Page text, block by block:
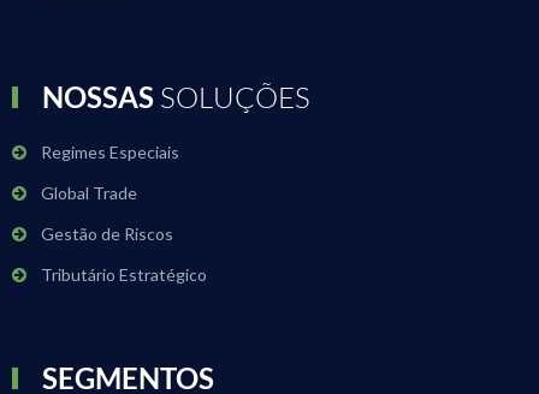
NOSSAS SOLUÇÕES
Regimes Especiais
Global Trade
Gestão de Riscos
Tributário Estratégico
SEGMENTOS